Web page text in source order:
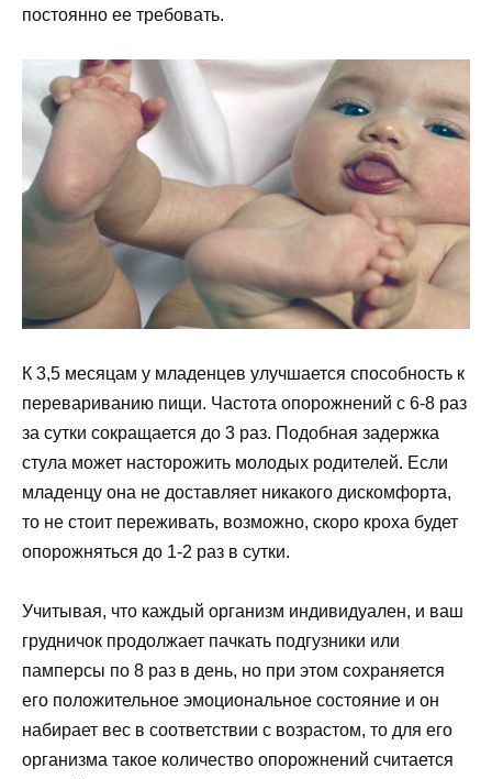
постоянно ее требовать.
К 3,5 месяцам у младенцев улучшается способность к
перевариванию пищи. Частота опорожнений с 6-8 раз
за сутки сокращается до 3 раз. Подобная задержка
стула может насторожить молодых родителей. Если
младенцу она не доставляет никакого дискомфорта,
то не стоит переживать, возможно, скоро кроха будет
опорожняться до 1-2 раз в сутки.
Учитывая, что каждый организм индивидуален, и ваш
грудничок продолжает пачкать подгузники или
памперсы по 8 раз в день, но при этом сохраняется
его положительное эмоциональное состояние и он
набирает вес в соответствии с возрастом, то для его
организма такое количество опорожнений считается